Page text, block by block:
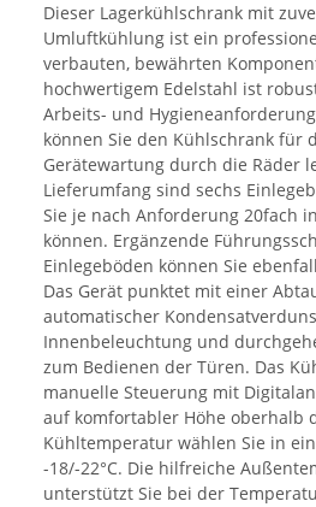
Dieser Lagerkühlschrank mit
Umluftkühlung ist ein
verbauten, bewährten
hochwertigem Edelstahl ist
Arbeits- und
können Sie den Kühlschrank für
Gerätewartung durch die Räder
Lieferumfang sind sechs
Sie je nach Anforderung 20fach
können. Ergänzende
Einlegeböden können Sie
Das Gerät punktet mit einer
automatischer
Innenbeleuchtung und
zum Bedienen der Türen. Das
manuelle Steuerung mit
auf komfortabler Höhe oberhalb
Kühltemperatur wählen Sie in
-18/-22°C. Die hilfreiche
unterstützt Sie bei der